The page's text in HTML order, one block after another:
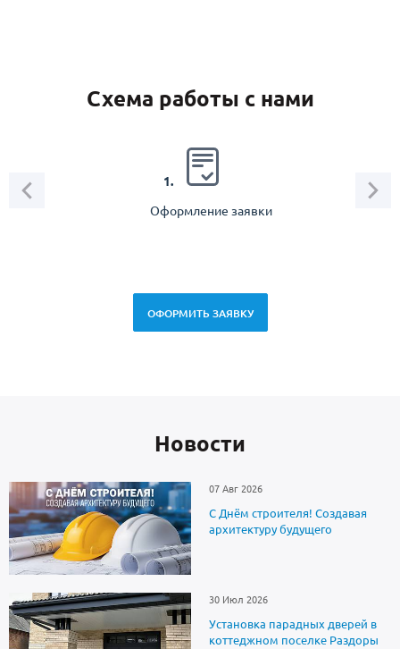
Схема работы с нами
1.
Оформление заявки
ОФОРМИТЬ ЗАЯВКУ
Новоcти
07 Авг 2026
С Днём строителя! Создавая
архитектуру будущего
30 Июл 2026
Установка парадных дверей в
коттеджном поселке Раздоры